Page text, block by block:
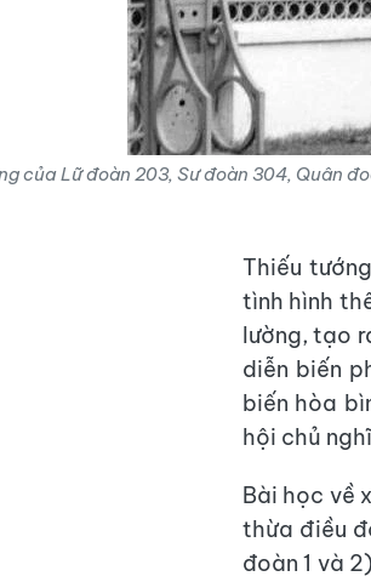
của Lữ đoàn 203, Sư đoàn 304, Quân
Thiếu
tình hình
lường, tạo
diễn biến
biến hòa
hội chủ
Bài học về
thừa điều
đoàn 1 và